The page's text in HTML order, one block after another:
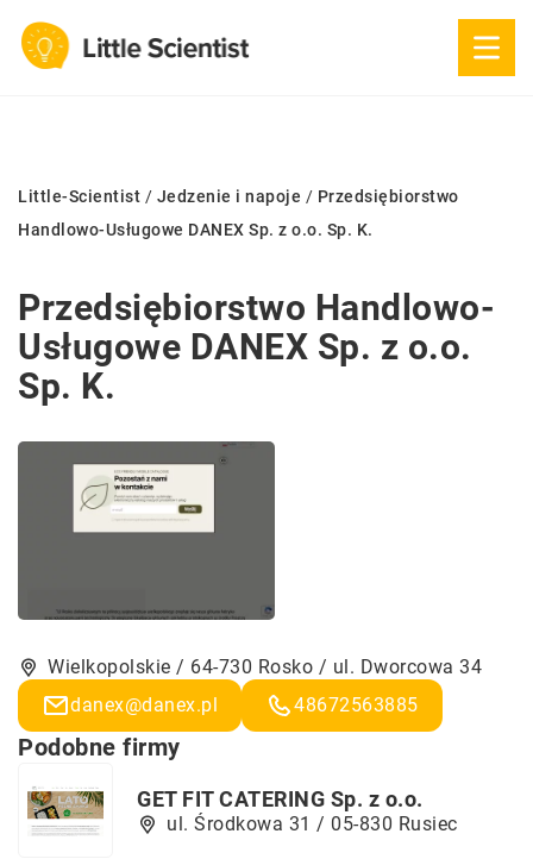
Little-Scientist / Jedzenie i napoje / Przedsiębiorstwo
Handlowo-Usługowe DANEX Sp. z o.o. Sp. K.
Przedsiębiorstwo Handlowo-
Usługowe DANEX Sp. z o.o.
Sp. K.
Wielkopolskie / 64-730 Rosko / ul. Dworcowa 34
danex@danex.pl
48672563885
Podobne firmy
GET FIT CATERING Sp. z o.o.
ul. Środkowa 31 / 05-830 Rusiec